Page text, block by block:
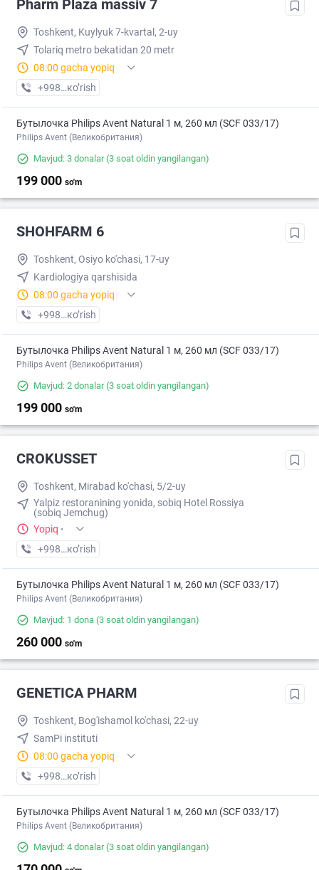
Pharm Plaza massiv 7
Toshkent, Kuylyuk 7-kvartal, 2-uy
Tolariq metro bekatidan 20 metr
08:00 gacha yopiq
+998 (93) XXX-XX-XX
кo’rish
Бутылочка Philips Avent Natural 1 м, 260 мл (SCF 033/17)
Philips Avent (Великобритания)
Mavjud: 3 donalar(3 soat oldin yangilangan)
199 000 so'm
SHOHFARM 6
Toshkent, Osiyo ko'chasi, 17-uy
Kardiologiya qarshisida
08:00 gacha yopiq
+998 (55) XXX-XX-XX
кo’rish
Бутылочка Philips Avent Natural 1 м, 260 мл (SCF 033/17)
Philips Avent (Великобритания)
Mavjud: 2 donalar(3 soat oldin yangilangan)
199 000 so'm
CROKUSSET
Toshkent, Mirabad ko'chasi, 5/2-uy
Yalpiz restoranining yonida, sobiq Hotel Rossiya
(sobiq Jemchug)
Yopiq ·
+998 (71) XXX-XX-XX
кo’rish
Бутылочка Philips Avent Natural 1 м, 260 мл (SCF 033/17)
Philips Avent (Великобритания)
Mavjud: 1 dona (3 soat oldin yangilangan)
260 000 so'm
GENETICA PHARM
Toshkent, Bog'ishamol ko'chasi, 22-uy
SamPi instituti
08:00 gacha yopiq
+998 (98) XXX-XX-XX
кo’rish
Бутылочка Philips Avent Natural 1 м, 260 мл (SCF 033/17)
Philips Avent (Великобритания)
Mavjud: 4 donalar(3 soat oldin yangilangan)